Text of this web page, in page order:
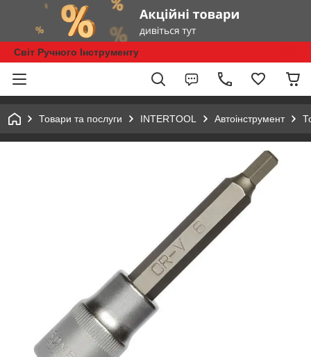
Світ Ручного Інструменту
Товари та послуги INTERTOOL Автоінструмент